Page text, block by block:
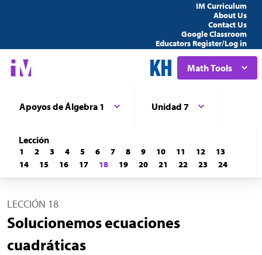
IM Curriculum
About Us
Contact Us
Google Classroom
Educators Register/Log in
Math Tools
Apoyos de Álgebra 1 Unidad 7
Lección
1 2 3 4 5 6 7 8 9 10 11 12
13
14
15 16 17 18 19 20 21 22 23 24
LECCIÓN 18
Solucionemos ecuaciones
cuadráticas